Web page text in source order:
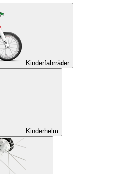
Kinderfahrräder
Kinderhelm